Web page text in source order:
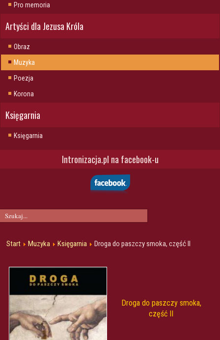
Pro memoria
Artyści dla Jezusa Króla
Obraz
Muzyka
Poezja
Korona
Księgarnia
Księgarnia
Intronizacja.pl na facebook-u
Start Muzyka Księgarnia Droga do paszczy smoka, część II
Droga do paszczy smoka,
część II